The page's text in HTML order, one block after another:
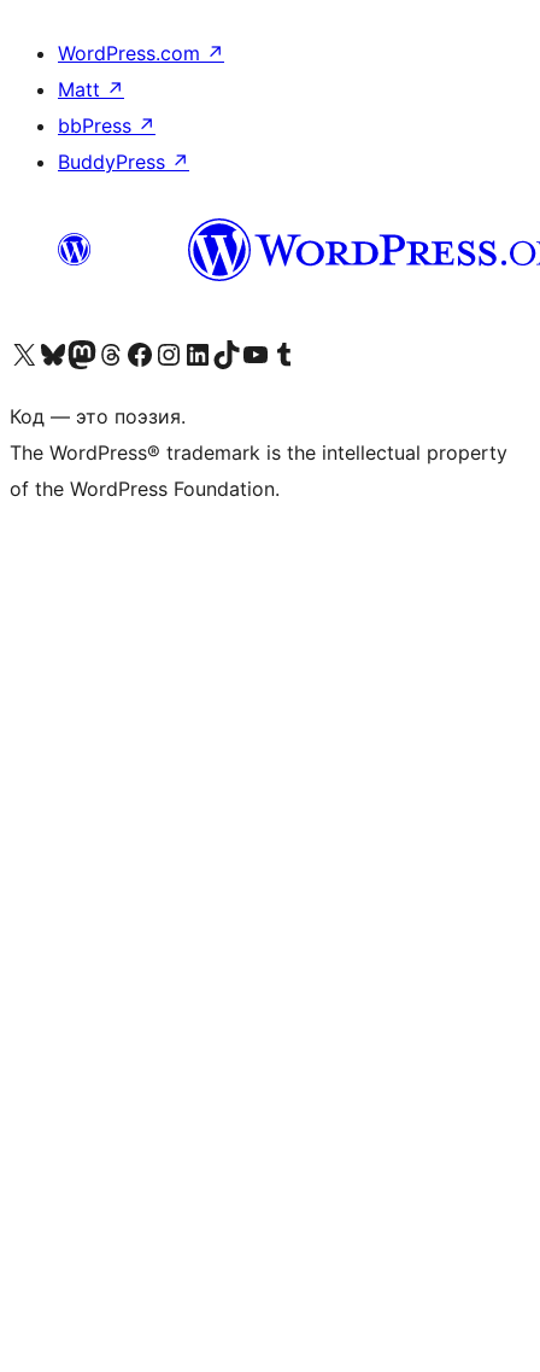
WordPress.com ↗
Matt ↗
bbPress ↗
BuddyPress ↗
Посетите нас в X (ранее Twitter)
Посетите нашу учётную запись в Bluesky
Посетите нашу ленту в Mastodon
Посетите нашу учётную запись в Threads
Посетите нашу страницу на Facebook
Посетите наш Instagram
Посетите нашу страницу в LinkedIn
Посетите нашу учётную запись в TikTok
Посетите наш канал YouTube
Посетите нашу учётную запись в Tumblr
Код — это поэзия.
The WordPress® trademark is the intellectual property
of the WordPress Foundation.